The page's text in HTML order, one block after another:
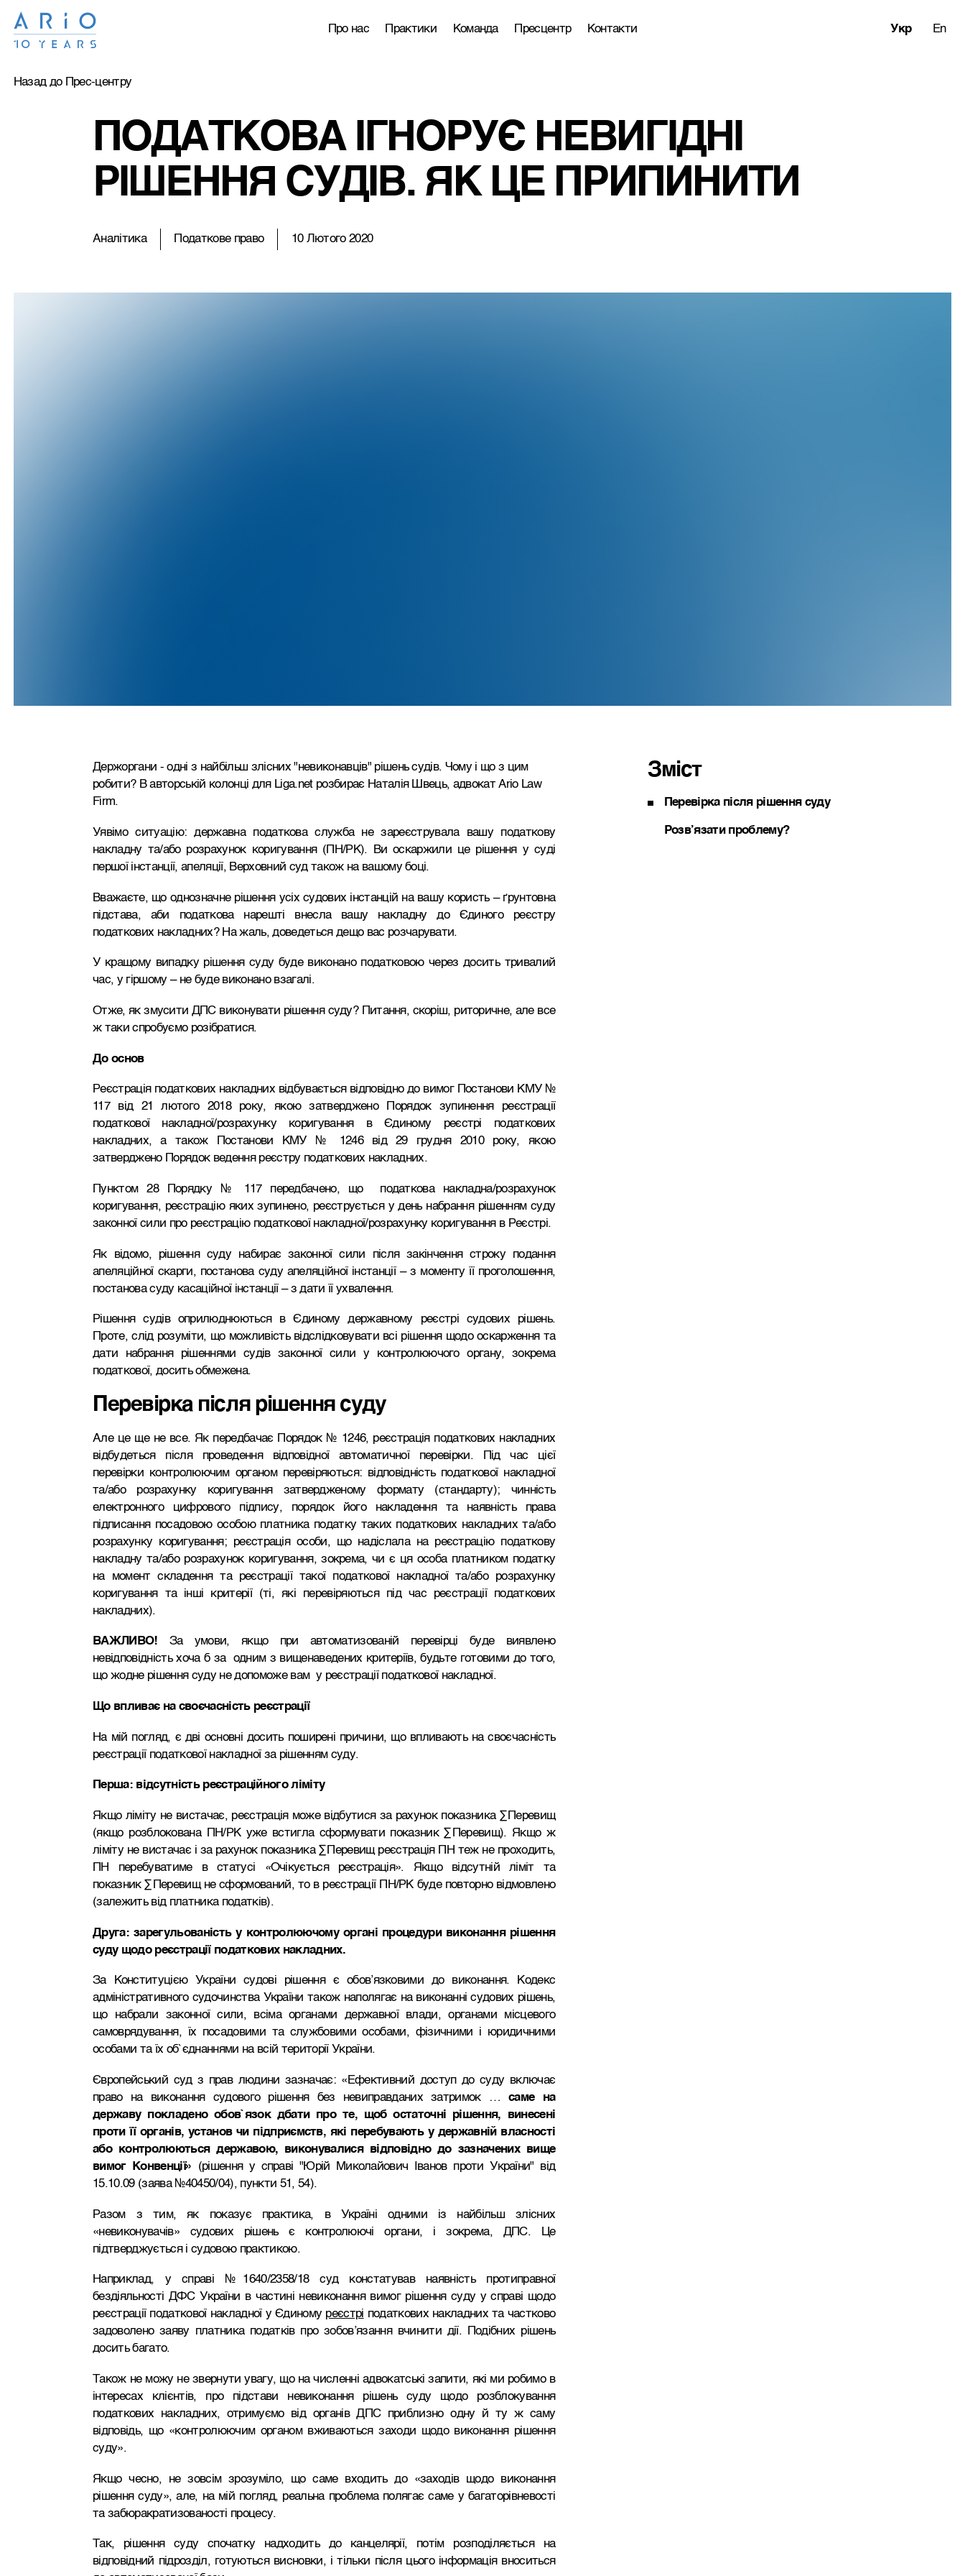
Укр En
Про нас Практики Команда Пресцентр Контакти
Назад до Прес-центру
ПОДАТКОВА ІГНОРУЄ НЕВИГІДНІ
РІШЕННЯ СУДІВ. ЯК ЦЕ ПРИПИНИТИ
Аналітика Податкове право 10 Лютого 2020
Держоргани - одні з найбільш злісних "невиконавців" рішень судів. Чому і що з цим
робити? В авторській колонці для Liga.net розбирає Наталія Швець, адвокат Ario Law
Firm.
Уявімо ситуацію: державна податкова служба не зареєструвала вашу податкову
накладну та/або розрахунок коригування (ПН/РК). Ви оскаржили це рішення у суді
першої інстанції, апеляції, Верховний суд також на вашому боці.
Вважаєте, що однозначне рішення усіх судових інстанцій на вашу користь – ґрунтовна
підстава, аби податкова нарешті внесла вашу накладну до Єдиного реєстру
податкових накладних? На жаль, доведеться дещо вас розчарувати.
У кращому випадку рішення суду буде виконано податковою через досить тривалий
час, у гіршому – не буде виконано взагалі.
Отже, як змусити ДПС виконувати рішення суду? Питання, скоріш, риторичне, але все
ж таки спробуємо розібратися.
До основ
Реєстрація податкових накладних відбувається відповідно до вимог Постанови КМУ №
117 від 21 лютого 2018 року, якою затверджено Порядок зупинення реєстрації
податкової накладної/розрахунку коригування в Єдиному реєстрі податкових
накладних, а також Постанови КМУ № 1246 від 29 грудня 2010 року, якою
затверджено Порядок ведення реєстру податкових накладних.
Пунктом 28 Порядку № 117 передбачено, що податкова накладна/розрахунок
коригування, реєстрацію яких зупинено, реєструється у день набрання рішенням суду
законної сили про реєстрацію податкової накладної/розрахунку коригування в Реєстрі.
Як відомо, рішення суду набирає законної сили після закінчення строку подання
апеляційної скарги, постанова суду апеляційної інстанції – з моменту її проголошення,
постанова суду касаційної інстанції – з дати її ухвалення.
Рішення судів оприлюднюються в Єдиному державному реєстрі судових рішень.
Проте, слід розуміти, що можливість відслідковувати всі рішення щодо оскарження та
дати набрання рішеннями судів законної сили у контролюючого органу, зокрема
податкової, досить обмежена.
Перевірка після рішення суду
Але це ще не все. Як передбачає Порядок № 1246, реєстрація податкових накладних
відбудеться після проведення відповідної автоматичної перевірки. Під час цієї
перевірки контролюючим органом перевіряються: відповідність податкової накладної
та/або розрахунку коригування затвердженому формату (стандарту); чинність
електронного цифрового підпису, порядок його накладення та наявність права
підписання посадовою особою платника податку таких податкових накладних та/або
розрахунку коригування; реєстрація особи, що надіслала на реєстрацію податкову
накладну та/або розрахунок коригування, зокрема, чи є ця особа платником податку
на момент складення та реєстрації такої податкової накладної та/або розрахунку
коригування та інші критерії (ті, які перевіряються під час реєстрації податкових
накладних).
ВАЖЛИВО! За умови, якщо при автоматизованій перевірці буде виявлено
невідповідність хоча б за одним з вищенаведених критеріїв, будьте готовими до того,
що жодне рішення суду не допоможе вам у реєстрації податкової накладної.
Що впливає на своєчасність реєстрації
На мій погляд, є дві основні досить поширені причини, що впливають на своєчасність
реєстрації податкової накладної за рішенням суду.
Перша: відсутність реєстраційного ліміту
Якщо ліміту не вистачає, реєстрація може відбутися за рахунок показника ∑Перевищ
(якщо розблокована ПН/РК уже встигла сформувати показник ∑Перевищ). Якщо ж
ліміту не вистачає і за рахунок показника ∑Перевищ реєстрація ПН теж не проходить,
ПН перебуватиме в статусі
«Очікується реєстрація». Якщо відсутній ліміт та
показник ∑Перевищ не сформований, то в реєстрації ПН/РК буде повторно відмовлено
(залежить від платника податків).
Друга: зарегульованість у контролюючому органі процедури виконання рішення
суду щодо реєстрації податкових накладних.
За Конституцією України судові рішення є обов’язковими до виконання. Кодекс
адміністративного судочинства України також наполягає на виконанні судових рішень,
що набрали законної сили, всіма органами державної влади, органами місцевого
самоврядування, їх посадовими та службовими особами, фізичними і юридичними
особами та їх об`єднаннями на всій території України.
Європейський суд з прав людини зазначає: «Ефективний доступ до суду включає
право на виконання судового рішення без невиправданих затримок …саме на
державу покладено обов`язок дбати про те, щоб остаточні рішення, винесені
проти її органів, установ чи підприємств, які перебувають у державній власності
або контролюються державою, виконувалися відповідно до зазначених вище
вимог Конвенції» (рішення у справі "Юрій Миколайович Іванов проти України" від
15.10.09 (заява №40450/04), пункти 51, 54).
Разом з тим, як показує практика, в Україні одними із найбільш злісних
«невиконувачів» судових рішень є контролюючі органи, і зокрема, ДПС. Це
підтверджується і судовою практикою.
Наприклад, у справі №1640/2358/18 суд констатував наявність протиправної
бездіяльності ДФС України в частині невиконання вимог рішення суду у справі щодо
реєстрації податкової накладної у Єдиному реєстрі податкових накладних та частково
задоволено заяву платника податків про зобов’язання вчинити дії. Подібних рішень
досить багато.
Також не можу не звернути увагу, що на численні адвокатські запити, які ми робимо в
інтересах клієнтів, про підстави невиконання рішень суду щодо розблокування
податкових накладних, отримуємо від органів ДПС приблизно одну й ту ж саму
відповідь, що «контролюючим органом вживаються заходи щодо виконання рішення
суду».
Якщо чесно, не зовсім зрозуміло, що саме входить до «заходів щодо виконання
рішення суду», але, на мій погляд, реальна проблема полягає саме у багаторівневості
та забюракратизованості процесу.
Так, рішення суду спочатку надходить до канцелярії, потім розподіляється на
відповідний підрозділ, готуються висновки, і тільки після цього інформація вноситься
Зміст
Перевірка після рішення суду
Розв’язати проблему?